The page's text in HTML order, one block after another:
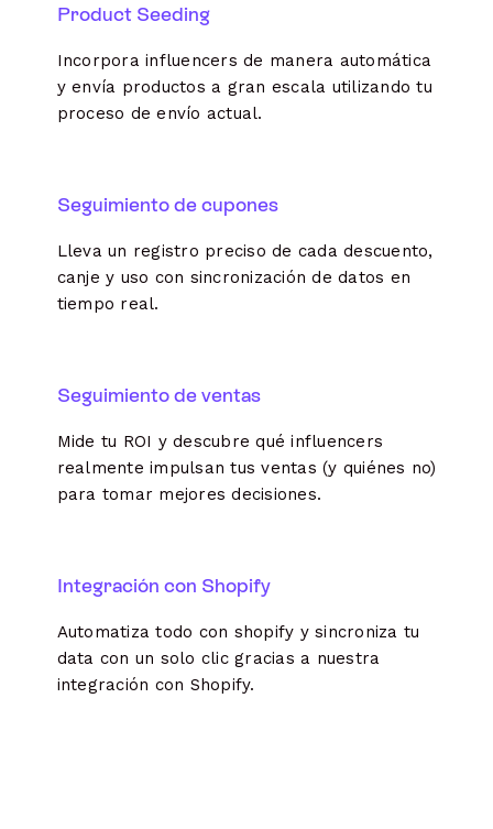
Product Seeding
Incorpora influencers de manera automática
y envía productos a gran escala utilizando tu
proceso de envío actual.
Seguimiento de cupones
Lleva un registro preciso de cada descuento,
canje y uso con sincronización de datos en
tiempo real.
Seguimiento de ventas
Mide tu ROI y descubre qué influencers
realmente impulsan tus ventas (y quiénes no)
para tomar mejores decisiones.
Integración con Shopify
Automatiza todo con shopify y sincroniza tu
data con un solo clic gracias a nuestra
integración con Shopify.